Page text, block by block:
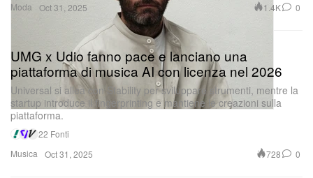
Moda Oct 31, 2025 1.4K 0
Musica
UMG x Udio fanno pace e lanciano una
piattaforma di musica AI con licenza nel 2026
Universal si allea con Stability per sviluppare strumenti, mentre la
startup introduce il fingerprinting e mantiene le creazioni sulla
piattaforma.
22 Fonti
Oct 31, 2025
728 0